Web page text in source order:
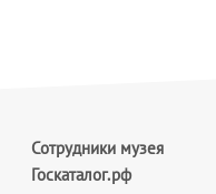
Сотрудники музея
Госкаталог.рф